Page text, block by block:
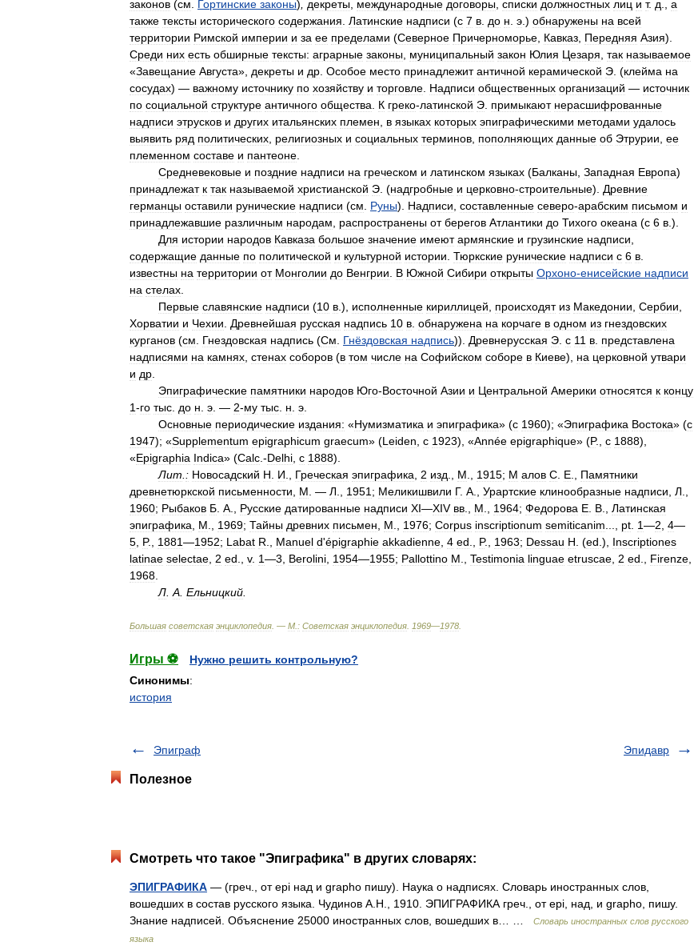
законов (см Гортинские законы) декреты международные договоры списки должностных лиц и т. д
а
также тексты исторического содержания Латинские надписи (с 7 в до н э .) обнаружены на всей
территории Римской империи и за ее пределами (Северное Причерноморье Кавказ Передняя Азия).
Среди них есть обширные тексты: аграрные законы муниципальный закон Юлия Цезаря так называемое
«Завещание Августа», декреты и др Особое место принадлежит античной керамической Э . (клейма на
сосудах) — важному источнику по хозяйству и торговле Надписи общественных организаций — источник
по социальной структуре античного общества К греко-латинской Э примыкают нерасшифрованные
надписи этрусков и других итальянских племен в языках которых эпиграфическими методами удалось
выявить ряд политических религиозных и социальных терминов пополняющих данные об Этрурии ее
племенном составе и пантеоне
Средневековые и поздние надписи на греческом и латинском языках (Балканы Западная Европа)
принадлежат к так называемой христианской Э . (надгробные и церковно-строительные). Древние
германцы оставили рунические надписи (см Руны). Надписи составленные северо-арабским письмом и
принадлежавшие различным народам распространены от берегов Атлантики до Тихого океана (с 6 в .).
Для истории народов Кавказа большое значение имеют армянские и грузинские надписи
содержащие данные по политической и культурной истории Тюркские рунические надписи с 6 в
известны на территории от Монголии до Венгрии В Южной Сибири открыты Орхоно-енисейские надписи
на стелах
Первые славянские надписи (10 в .), исполненные кириллицей происходят из Македонии Сербии
Хорватии и Чехии Древнейшая русская надпись 10 в обнаружена на корчаге в одном из гнездовских
курганов (см Гнездовская надпись (См Гнёздовская надпись)). Древнерусская Э с 11 в представлена
надписями на камнях стенах соборов (в том числе на Софийском соборе в Киеве), на церковной утвари
и др
Эпиграфические памятники народов Юго-Восточной Азии и Центральной Америки относятся к концу
1-го тыс до н э . — 2-му тыс н э
Основные периодические издания: «Нумизматика и эпиграфика» (с 1960); «Эпиграфика Востока» (с
1947); «Supplementum epigraphicum graecum» (Leiden с 1923), «Année epigraphique» (P., с 1888),
«Epigraphia Indica» (Calc .-Delhi с 1888).
Лит : Новосадский Н И Греческая эпиграфика 2 изд М 1915; М алов С Е
Памятники
древнетюркской письменности М . — Л 1951 ; Меликишвили Г. А Урартские клинообразные надписи Л
1960; Рыбаков Б А Русские датированные надписи XI—XIV вв М 1964; Федорова Е В
Латинская
эпиграфика
М 1969; Тайны древних письмен М 1976; Corpus inscriptionum semiticanim pt 1—2 4—
5 P., 1881—1952; Labat R Manuel d'épigraphie akkadienne 4 ed P., 1963; Dessau Н . (ed .), Inscriptiones
latinae selectae 2 ed v. 1—3 Berolini 1954—1955; Pallottino M Testimonia linguae etruscae 2 ed Firenze
1968
Л А Ельницкий
Большая советская энциклопедия . — М : Советская энциклопедия 1969—1978
Игры ⚽
Нужно решить контрольную?
Синонимы:
история
Эпиграф Эпидавр
Полезное
Смотреть что такое "Эпиграфика" в других словарях:
ЭПИГРАФИКА — (греч., от epi над и grapho пишу). Наука о надписях. Словарь иностранных слов,
вошедших в состав русского языка. Чудинов А.Н., 1910. ЭПИГРАФИКА греч., от epi, над, и grapho, пишу.
Знание надписей. Объяснение 25000 иностранных слов, вошедших в… …
Словарь иностранных слов русского
языка